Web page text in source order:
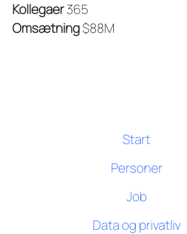
Kollegaer365
Omsætning$88M
Start
Personer
Job
Data og privatliv